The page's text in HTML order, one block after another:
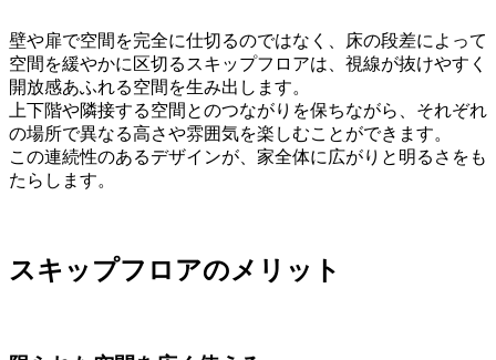
壁や扉で空間を完全に仕切るのではなく、床の段差によって
空間を緩やかに区切るスキップフロアは、視線が抜けやすく
開放感あふれる空間を生み出します。
上下階や隣接する空間とのつながりを保ちながら、それぞれ
の場所で異なる高さや雰囲気を楽しむことができます。
この連続性のあるデザインが、家全体に広がりと明るさをも
たらします。
スキップフロアのメリット